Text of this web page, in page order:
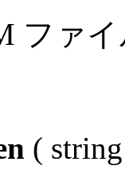
ファ
( string